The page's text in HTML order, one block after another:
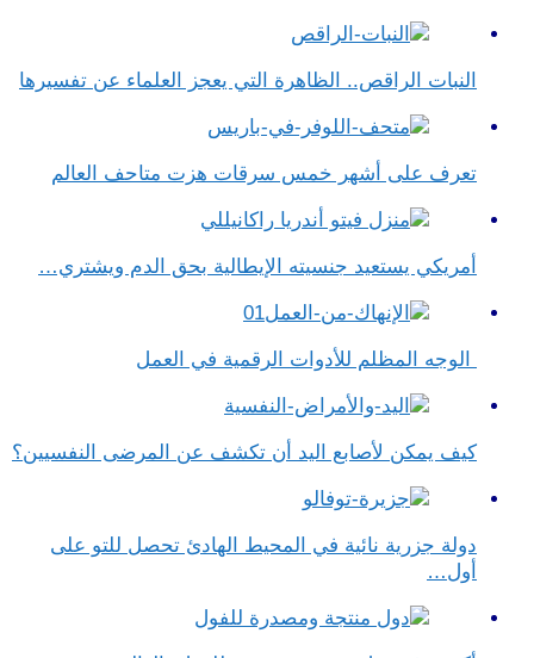
النبات الراقص.. الظاهرة التي يعجز العلماء عن تفسيرها
تعرف على أشهر خمس سرقات هزت متاحف العالم
أمريكي يستعيد جنسيته الإيطالية بحق الدم ويشتري…
الوجه المظلم للأدوات الرقمية في العمل
كيف يمكن لأصابع اليد أن تكشف عن المرضى النفسيين؟
دولة جزرية نائية في المحيط الهادئ تحصل للتو على
أول…